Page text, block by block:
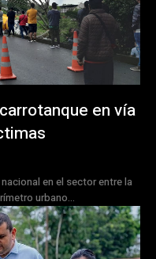
en vía
en el sector entre la
urbano...